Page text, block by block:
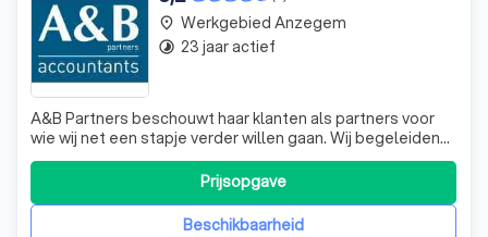
A&B Partners beschouwt haar klanten als partners voor
wie wij net een stapje verder willen gaan. Wij begeleiden
hen doorheen de administratieve jungle en dat van de
opstart tot aan een eventuele verkoop of ontbinding.
Beschikbaarheid
Prijsopgave
place Werkgebied Anzegem
timelapse 23 jaar actief